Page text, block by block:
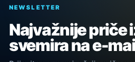
NEWSLETTER
Najvažnije priče
svemira na e-